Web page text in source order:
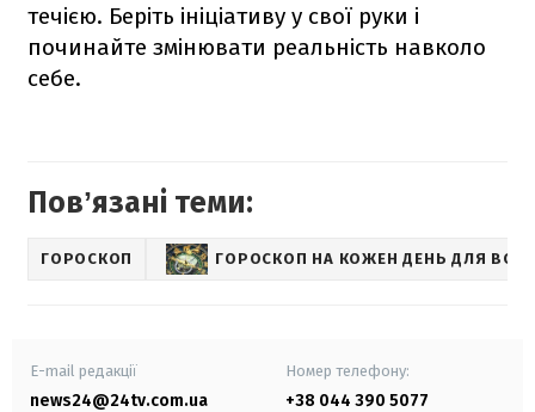
течією. Беріть ініціативу у свої руки і
починайте змінювати реальність навколо
себе.
Повʼязані теми:
ГОРОСКОП ГОРОСКОП НА КОЖЕН ДЕНЬ ДЛЯ ВСІХ
E-mail редакції
news24@24tv.com.ua
Номер телефону:
+38 044 390 5077